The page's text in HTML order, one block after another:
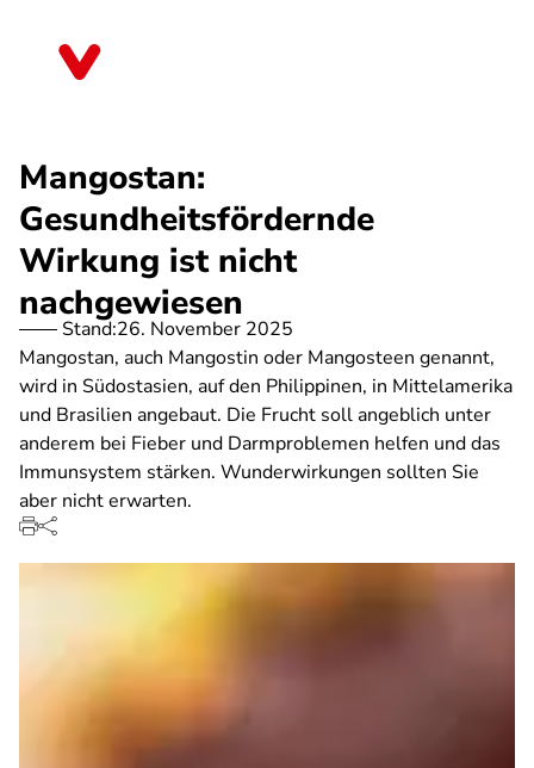
Mangostan:
Gesundheitsfördernde
Wirkung ist nicht
nachgewiesen
Stand:26. November 2025
Mangostan, auch Mangostin oder Mangosteen genannt,
wird in Südostasien, auf den Philippinen, in Mittelamerika
und Brasilien angebaut. Die Frucht soll angeblich unter
anderem bei Fieber und Darmproblemen helfen und das
Immunsystem stärken. Wunderwirkungen sollten Sie
aber nicht erwarten.